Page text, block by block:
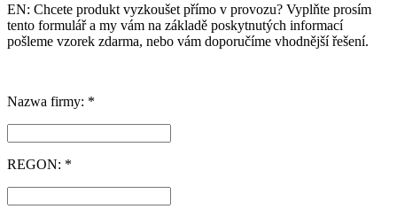
EN: Chcete produkt vyzkoušet přímo v provozu? Vyplňte prosím
tento formulář a my vám na základě poskytnutých informací
pošleme vzorek zdarma, nebo vám doporučíme vhodnější řešení.
Nazwa firmy: *
REGON: *